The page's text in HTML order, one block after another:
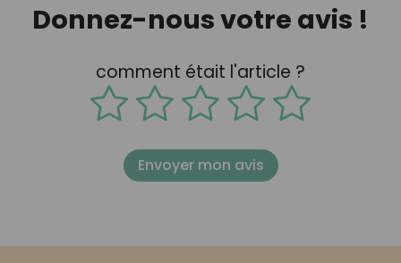
Donnez-nous votre avis !
comment était l'article ?
Envoyer mon avis